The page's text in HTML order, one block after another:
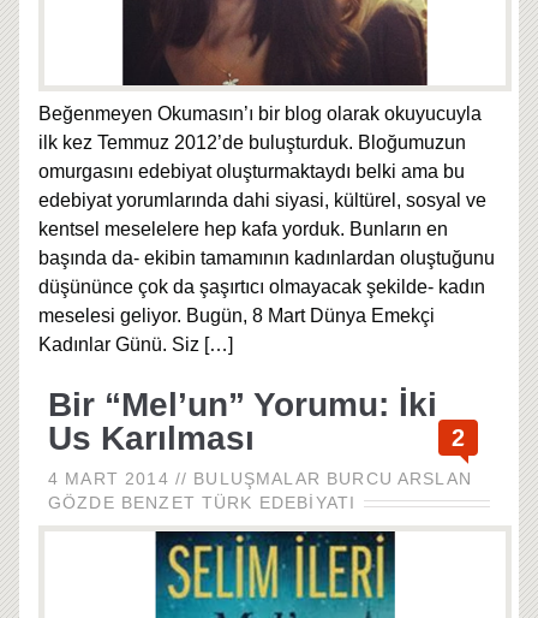
Beğenmeyen Okumasın’ı bir blog olarak okuyucuyla
ilk kez Temmuz 2012’de buluşturduk. Bloğumuzun
omurgasını edebiyat oluşturmaktaydı belki ama bu
edebiyat yorumlarında dahi siyasi, kültürel, sosyal ve
kentsel meselelere hep kafa yorduk. Bunların en
başında da- ekibin tamamının kadınlardan oluştuğunu
düşününce çok da şaşırtıcı olmayacak şekilde- kadın
meselesi geliyor. Bugün, 8 Mart Dünya Emekçi
Kadınlar Günü. Siz […]
Bir “Mel’un” Yorumu: İki
Us Karılması
4 MART 2014 // BULUŞMALAR BURCU ARSLAN
GÖZDE BENZET TÜRK EDEBIYATI
2